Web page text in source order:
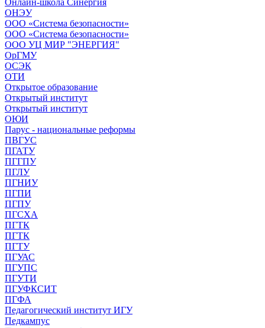
ОНЭУ
ООО «Система безопасности»
ООО «Система безопасности»
ООО УЦ МИР "ЭНЕРГИЯ"
ОрГМУ
ОСЭК
ОТИ
Открытое образование
Открытый институт
Открытый институт
ОЮИ
Парус - национальные реформы
ПВГУС
ПГАТУ
ПГГПУ
ПГЛУ
ПГНИУ
ПГПИ
ПГПУ
ПГСХА
ПГТК
ПГТК
ПГТУ
ПГУАС
ПГУПС
ПГУТИ
ПГУФКСИТ
ПГФА
Педагогический институт ИГУ
Педкампус